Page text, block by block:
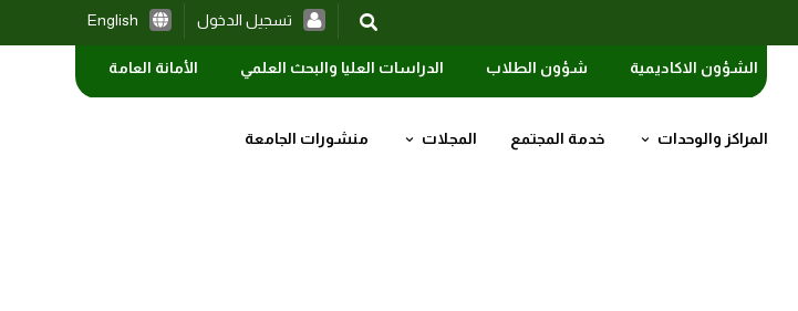
English تسجيل الدخول
الشؤون الاكاديمية شؤون الطلاب الدراسات العليا والبحث العلمي الأمانة العامة
المراكز والوحدات خدمة المجتمع المجلات منشورات الجامعة